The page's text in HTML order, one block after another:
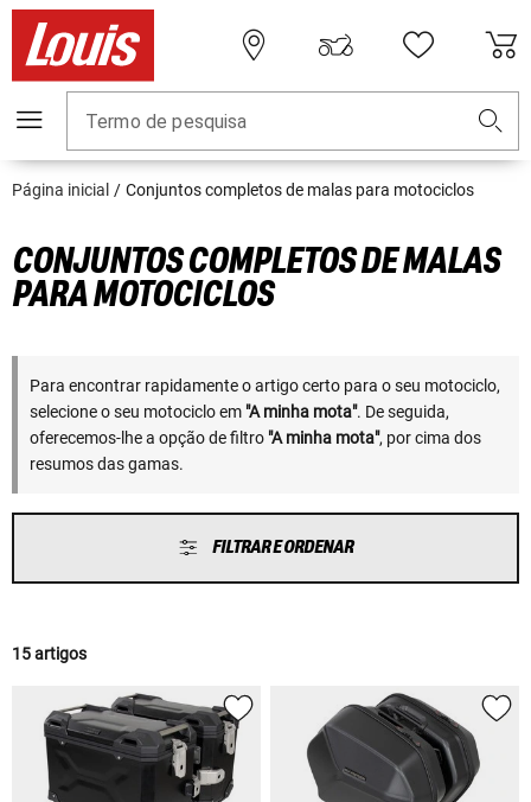
Termo de pesquisa
Página inicial Conjuntos completos de malas para motociclos
CONJUNTOS COMPLETOS DE MALAS
PARA MOTOCICLOS
Para encontrar rapidamente o artigo certo para o seu motociclo,
selecione o seu motociclo em "A minha mota". De seguida,
oferecemos-lhe a opção de filtro "A minha mota", por cima dos
resumos das gamas.
FILTRAR E ORDENAR
15 artigos